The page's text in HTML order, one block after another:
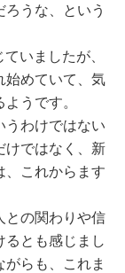
うな、という
いましたが、
始めていて、気
うです。
うわけではない
けではなく、新
、これからます
との関わりや信
とも感じまし
らも、これま